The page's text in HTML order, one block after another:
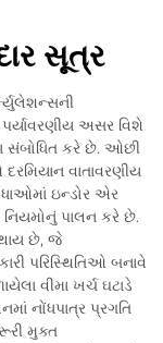
સૂત્ર
અસર વિશે
સંબોધિત કરે છે. ઓછી
વાતાવરણીય
ઇન્ડોર એર
નિયમોનું પાલન કરે છે.
થાય છે, જે
પરિસ્થિતિઓ બનાવે
વીમા ખર્ચ ઘટાડે
નોંધપાત્ર પ્રગતિ
મુક્ત